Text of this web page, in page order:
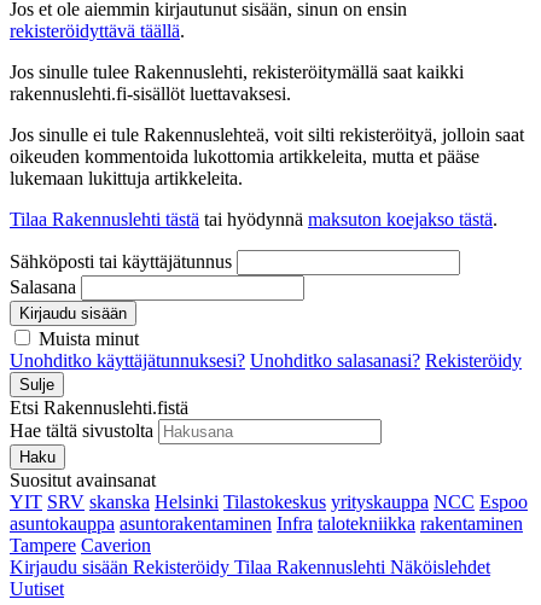
Jos et ole aiemmin kirjautunut sisään, sinun on ensin
rekisteröidyttävä täällä.
Jos sinulle tulee Rakennuslehti, rekisteröitymällä saat kaikki
rakennuslehti.fi-sisällöt luettavaksesi.
Jos sinulle ei tule Rakennuslehteä, voit silti rekisteröityä, jolloin saat
oikeuden kommentoida lukottomia artikkeleita, mutta et pääse
lukemaan lukittuja artikkeleita.
Tilaa Rakennuslehti tästä tai hyödynnä maksuton koejakso tästä.
Sähköposti tai käyttäjätunnus
Salasana
Kirjaudu sisään
Muista minut
Unohditko käyttäjätunnuksesi? Unohditko salasanasi? Rekisteröidy
Sulje
Etsi Rakennuslehti.fistä
Hae tältä sivustolta
Haku
Suositut avainsanat
YIT SRV skanska Helsinki Tilastokeskus yrityskauppa NCC Espoo
asuntokauppa asuntorakentaminen Infra talotekniikka rakentaminen
Tampere Caverion
Kirjaudu sisään Rekisteröidy Tilaa Rakennuslehti Näköislehdet
Uutiset